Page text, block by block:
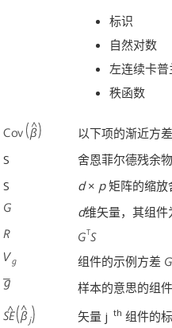
标识
自然对数
左连续卡
秩函数
以下项的渐近方
S
舍恩菲尔德残余
S
d× p矩阵的缩放
d维矢量，其组件
组件的示例方差
样本的意思的组件
矢量 j th 组件的